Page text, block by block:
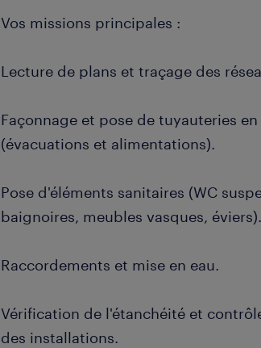
Vos missions principales :
Lecture de plans et traçage des
Façonnage et pose de tuyauteries
(évacuations et alimentations).
Pose d'éléments sanitaires (WC
baignoires, meubles vasques, éviers).
Raccordements et mise en eau.
Vérification de l'étanchéité et
des installations.